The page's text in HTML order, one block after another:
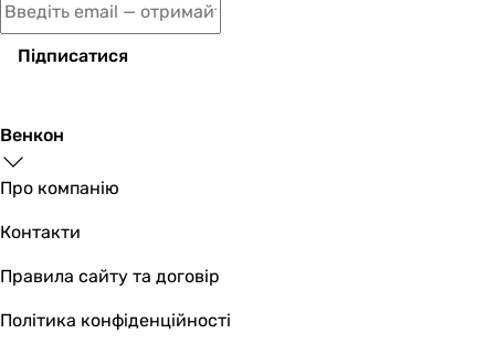
Підписатися
Венкон
Про компанію
Контакти
Правила сайту та договір
Політика конфіденційності